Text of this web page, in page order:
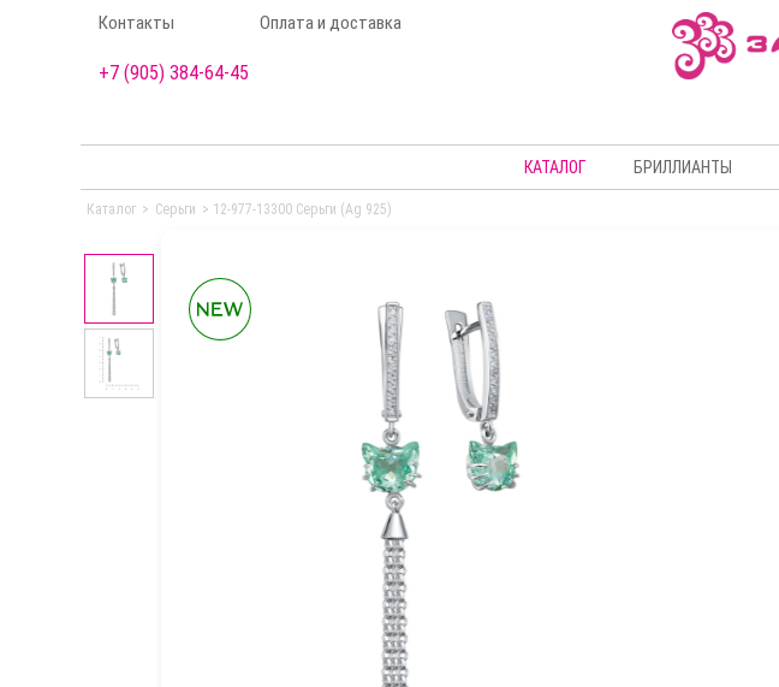
Контакты Оплата и доставка
+7 (905) 384-64-45
КАТАЛОГ БРИЛЛИАНТЫ
Каталог > Серьги > 12-977-13300 Серьги (Ag 925)